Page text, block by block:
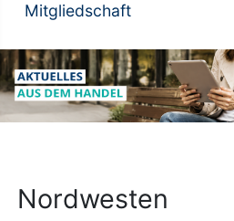
Mitgliedschaft
Nordwesten